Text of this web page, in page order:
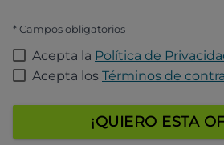
* Campos obligatorios
Acepta la Política de
Acepta los Términos de
¡QUIERO ESTA